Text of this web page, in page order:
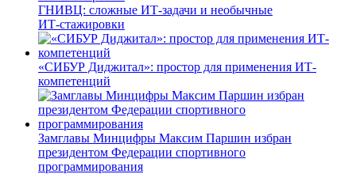
ГНИВЦ: сложные ИТ‑задачи и необычные
ИТ‑стажировки
«СИБУР Диджитал»: простор для применения ИТ-
компетенций
Замглавы Минцифры Максим Паршин избран
президентом Федерации спортивного
программирования